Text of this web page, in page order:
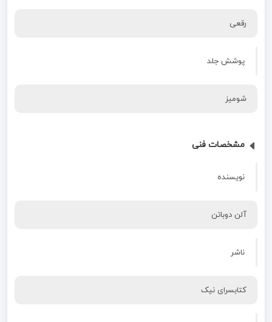
رقعی
پوشش جلد
شومیز
مشخصات فنی
نویسنده
آلن دوباتن
ناشر
کتابسرای نیک